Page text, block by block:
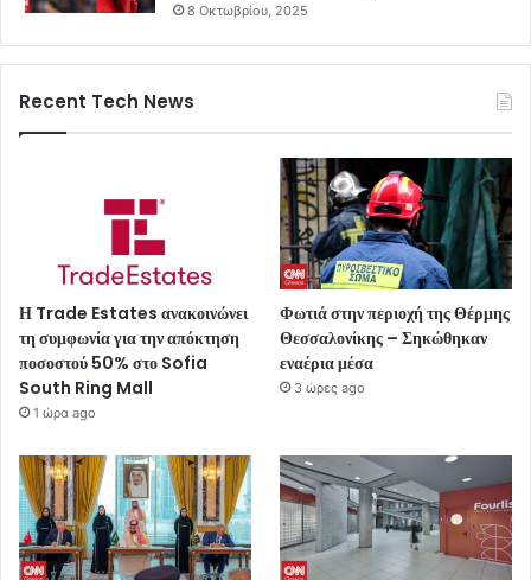
8 Οκτωβρίου, 2025
Recent Tech News
Η Trade Estates ανακοινώνει
τη συμφωνία για την απόκτηση
ποσοστού 50% στο Sofia
South Ring Mall
1 ώρα ago
Φωτιά στην περιοχή της Θέρμης
Θεσσαλονίκης – Σηκώθηκαν
εναέρια μέσα
3 ώρες ago